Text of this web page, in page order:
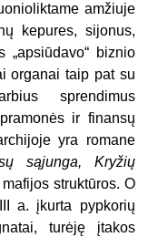
amžiuje
kepures, sijonus,
biznio
organai taip pat su
sprendimus
ir finansų
yra romane
sąjunga, Kryžių
struktūros. O
a. įkurta pypkorių
turėję įtakos